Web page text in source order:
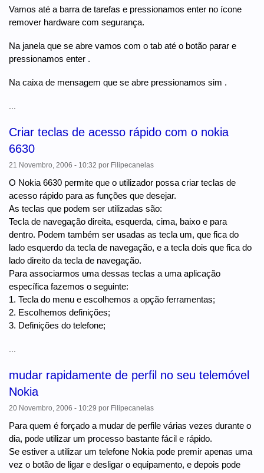
Vamos até a barra de tarefas e pressionamos enter no ícone
remover hardware com segurança.
Na janela que se abre vamos com o tab até o botão parar e
pressionamos enter .
Na caixa de mensagem que se abre pressionamos sim .
Criar teclas de acesso rápido com o nokia
6630
21 Novembro, 2006 - 10:32 por Filipecanelas
O Nokia 6630 permite que o utilizador possa criar teclas de
acesso rápido para as funções que desejar.
As teclas que podem ser utilizadas são:
Tecla de navegação direita, esquerda, cima, baixo e para
dentro. Podem também ser usadas as tecla um, que fica do
lado esquerdo da tecla de navegação, e a tecla dois que fica do
lado direito da tecla de navegação.
Para associarmos uma dessas teclas a uma aplicação
específica fazemos o seguinte:
1. Tecla do menu e escolhemos a opção ferramentas;
2. Escolhemos definições;
3. Definições do telefone;
mudar rapidamente de perfil no seu telemóvel
Nokia
20 Novembro, 2006 - 10:29 por Filipecanelas
Para quem é forçado a mudar de perfile várias vezes durante o
dia, pode utilizar um processo bastante fácil e rápido.
Se estiver a utilizar um telefone Nokia pode premir apenas uma
vez o botão de ligar e desligar o equipamento, e depois pode